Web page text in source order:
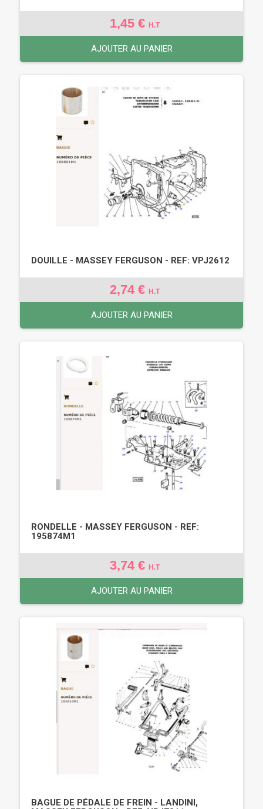
1,45 € H.T
AJOUTER AU PANIER
DOUILLE - MASSEY FERGUSON - REF: VPJ2612
2,74 € H.T
AJOUTER AU PANIER
RONDELLE - MASSEY FERGUSON - REF:
195874M1
3,74 € H.T
AJOUTER AU PANIER
BAGUE DE PÉDALE DE FREIN - LANDINI,